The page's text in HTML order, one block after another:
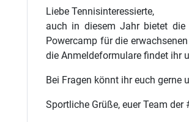
Liebe Tennisinteressierte,
auch in diesem Jahr bietet die
Powercamp für die
die Anmeldeformulare findet ihr
Bei Fragen könnt ihr euch gerne
Sportliche Grüße, euer Team der